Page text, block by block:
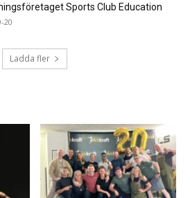
Sports Club Education
20
Ladda fler